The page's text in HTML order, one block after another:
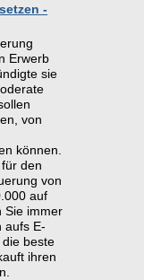
-
Erwerb
sie
von
können.
den
von
auf
Sie immer
aufs E-
beste
ihren